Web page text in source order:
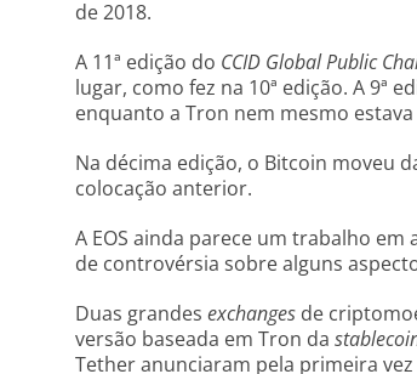
de 2018.
A 11ª edição do CCID Global Public
lugar, como fez na 10ª edição. A 9ª
enquanto a Tron nem mesmo
Na décima edição, o Bitcoin moveu
colocação anterior.
A EOS ainda parece um trabalho
de controvérsia sobre alguns
Duas grandes exchanges de
versão baseada em Tron da
Tether anunciaram pela primeira